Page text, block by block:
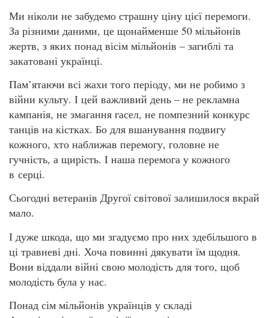
Ми ніколи не забудемо страшну ціну цієї перемоги.
За різними даними, це щонайменше 50 мільйонів
жертв, з яких понад вісім мільйонів – загиблі та
закатовані українці.
Пам’ятаючи всі жахи того періоду, ми не робимо з
війни культу. І цей важливий день – не рекламна
кампанія, не змагання гасел, не помпезний конкурс
танців на кістках. Бо для вшанування подвигу
кожного, хто наближав перемогу, головне не
гучність, а щирість. І наша перемога у кожного
в серці.
Сьогодні ветеранів Другої світової залишилося вкрай
мало.
І дуже шкода, що ми згадуємо про них здебільшого в
ці травневі дні. Хоча повинні дякувати їм щодня.
Вони віддали війні свою молодість для того, щоб
молодість була у нас.
Понад сім мільйонів українців у складі